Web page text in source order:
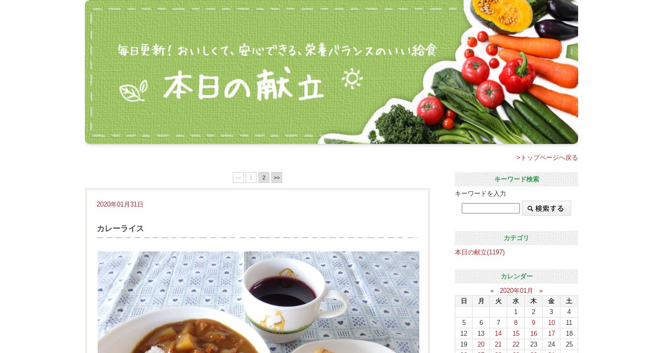
>トップページへ戻る
<< 1 2 >>
2020年01月31日
カレーライス
キーワード検索
キーワードを入力
カテゴリ
本日の献立(1197)
カレンダー
«
2020年01月
»
日
月 火 水 木 金
土
1
2 3
4
5
6 7 8 9 10
11
12
13 14 15 16 17
18
19
20 21 22 23 24
25